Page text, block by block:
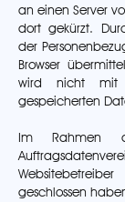
an einen Server
dort gekürzt.
der
Browser
wird nicht mit
gespeicherten
Im Rahmen
geschlossen